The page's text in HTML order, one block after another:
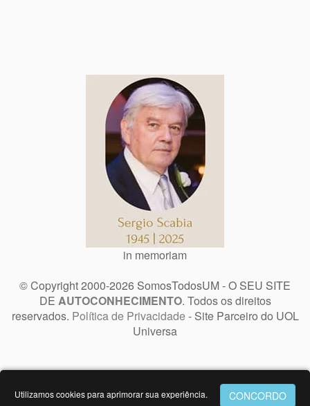
in memoriam
© Copyright 2000-2026 SomosTodosUM - O SEU SITE
DE AUTOCONHECIMENTO. Todos os direitos
reservados. Política de Privacidade - Site Parceiro do UOL
Universa
Utilizamos cookies para aprimorar sua experiência.